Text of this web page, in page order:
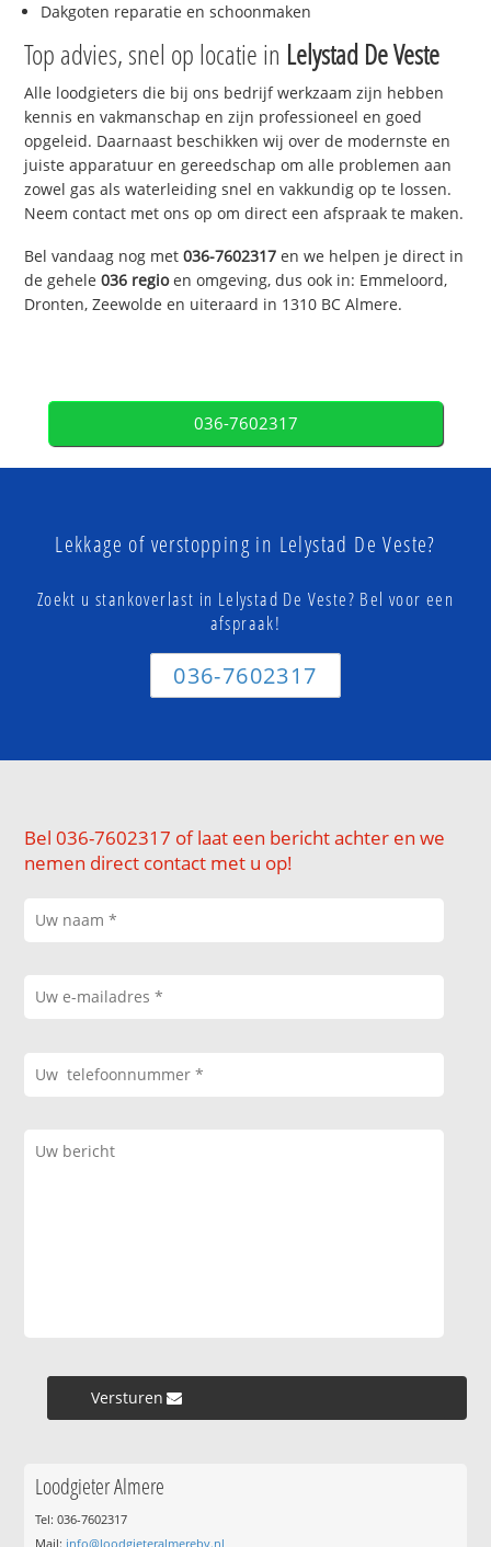
Dakgoten reparatie en schoonmaken
Top advies, snel op locatie in Lelystad De Veste
Alle loodgieters die bij ons bedrijf werkzaam zijn hebben
kennis en vakmanschap en zijn professioneel en goed
opgeleid. Daarnaast beschikken wij over de modernste en
juiste apparatuur en gereedschap om alle problemen aan
zowel gas als waterleiding snel en vakkundig op te lossen.
Neem contact met ons op om direct een afspraak te maken.
Bel vandaag nog met036-7602317 en we helpen je direct in
de gehele036 regioen omgeving, dus ook in: Emmeloord,
Dronten, Zeewolde en uiteraard in 1310 BC Almere.
036-7602317
Lekkage of verstopping in Lelystad De Veste?
Zoekt u stankoverlast in Lelystad De Veste? Bel voor een
afspraak!
036-7602317
Bel 036-7602317 of laat een bericht achter en we
nemen direct contact met u op!
Versturen »
Loodgieter Almere
Tel: 036-7602317
Mail: info@loodgieteralmerebv.nl